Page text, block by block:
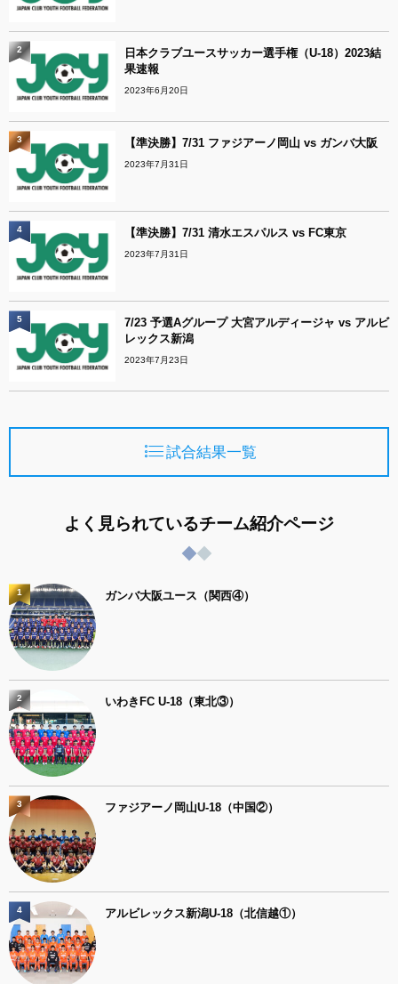
日本クラブユースサッカー選手権（U-18）2023結
果速報
2023年6月20日
2
【準決勝】7/31 ファジアーノ岡山 vs ガンバ大阪
2023年7月31日
3
【準決勝】7/31 清水エスパルス vs FC東京
2023年7月31日
4
7/23 予選Aグループ 大宮アルディージャ vs アルビ
レックス新潟
2023年7月23日
5
試合結果一覧
よく見られているチーム紹介ページ
ガンバ大阪ユース（関西④）
1
いわきFC U-18（東北③）
2
ファジアーノ岡山U-18（中国②）
3
アルビレックス新潟U-18（北信越①）
4